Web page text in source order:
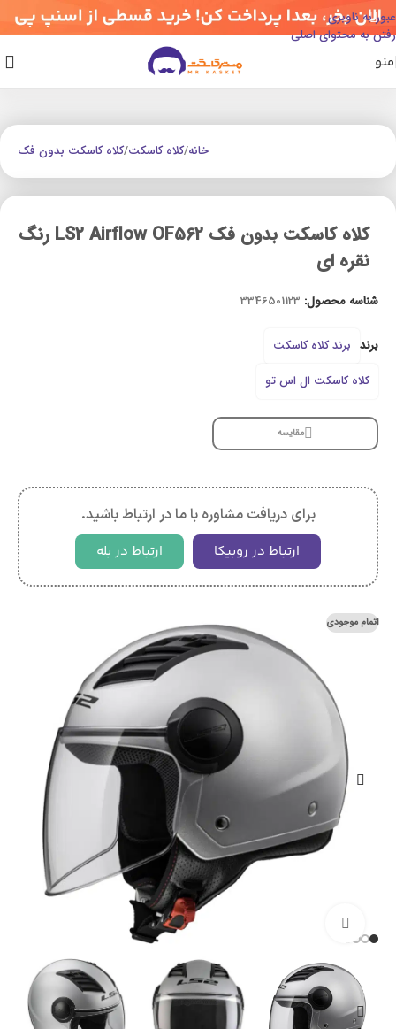
عبور به ناوبری
رفتن به محتوای اصلی
منو
خانه/کلاه کاسکت/کلاه کاسکت بدون فک
کلاه کاسکت بدون فک LS2 Airflow OF562 رنگ
نقره ای
شناسه محصول: 3346501123
برند برند کلاه کاسکت
کلاه کاسکت ال اس تو
مقایسه
برای دریافت مشاوره با ما در ارتباط باشید.
ارتباط در روبیکا ارتباط در بله
اتمام موجودی